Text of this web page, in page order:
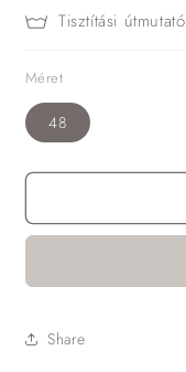
Tisztítási útmutató
Méret
48
Share